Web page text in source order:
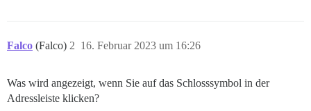
Falco (Falco) 16. Februar 2023 um 16:26
2
Was wird angezeigt, wenn Sie auf das Schlosssymbol in der
Adressleiste klicken?